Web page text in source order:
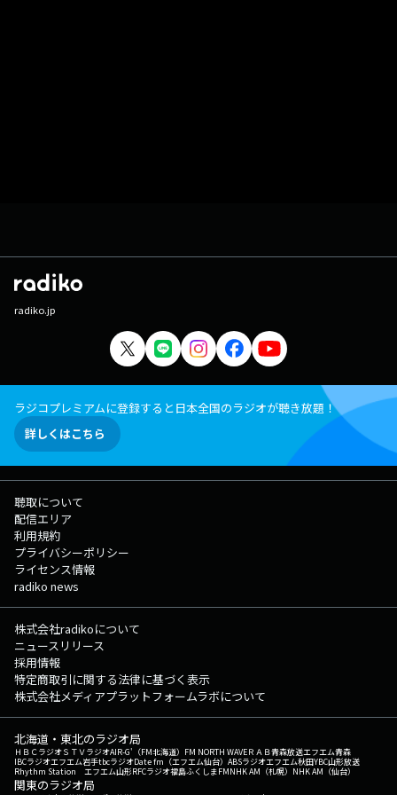
radiko.jp
ラジコプレミアムに登録すると日本全国のラジオが聴き放題！
詳しくはこちら
聴取について
配信エリア
利用規約
プライバシーポリシー
ライセンス情報
radiko news
株式会社radikoについて
ニュースリリース
採用情報
特定商取引に関する法律に基づく表示
株式会社メディアプラットフォームラボについて
北海道・東北のラジオ局
ＨＢＣラジオＳＴＶラジオAIR-G'（FM北海道） FM NORTH WAVEＲＡＢ青森放送エフエム青森
IBCラジオエフエム岩手tbcラジオDate fm（エフエム仙台） ABSラジオエフエム秋田YBC山形放送
Rhythm Station エフエム山形RFCラジオ福島ふくしまFMNHK AM（札幌） NHK AM（仙台）
関東のラジオ局